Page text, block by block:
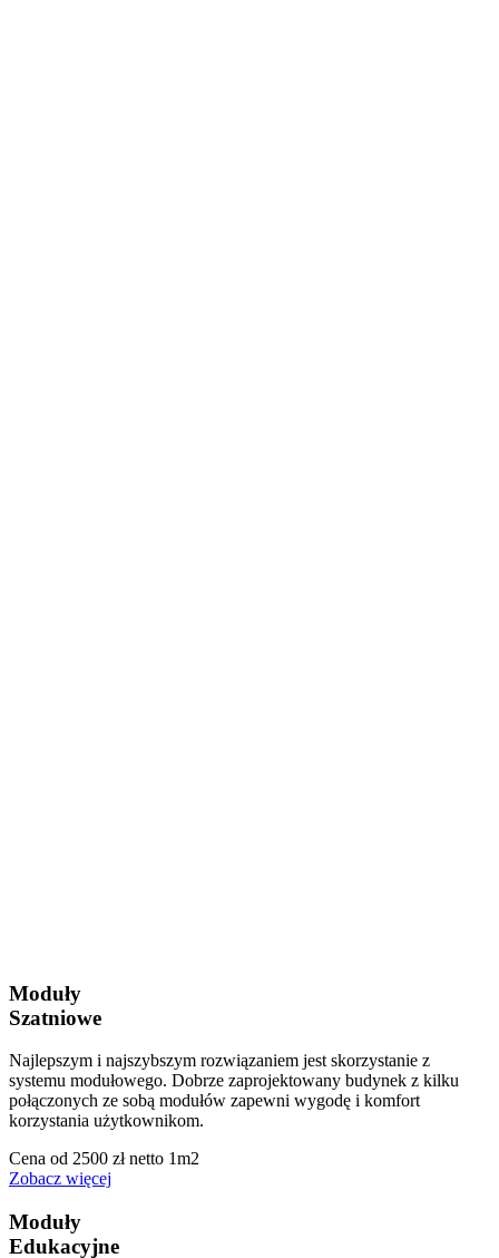
Moduły
Szatniowe
Najlepszym i najszybszym rozwiązaniem jest skorzystanie z
systemu modułowego. Dobrze zaprojektowany budynek z kilku
połączonych ze sobą modułów zapewni wygodę i komfort
korzystania użytkownikom.
Cena od 2500 zł netto 1m2
Zobacz więcej
Moduły
Edukacyjne